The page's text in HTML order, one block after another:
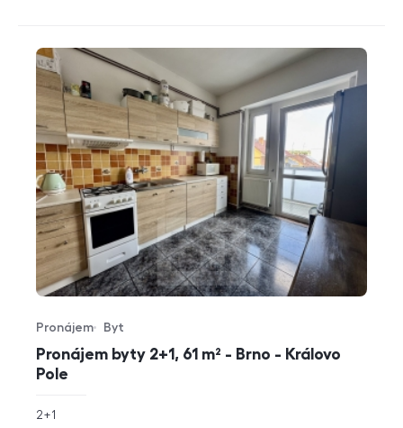
Pronájem byty 2+1, 61 m² - Brno - Královo
Pole
Typ nabídky
Pronájem
Typ nemovitosti
Byt
rozměry
dispozice
2+1